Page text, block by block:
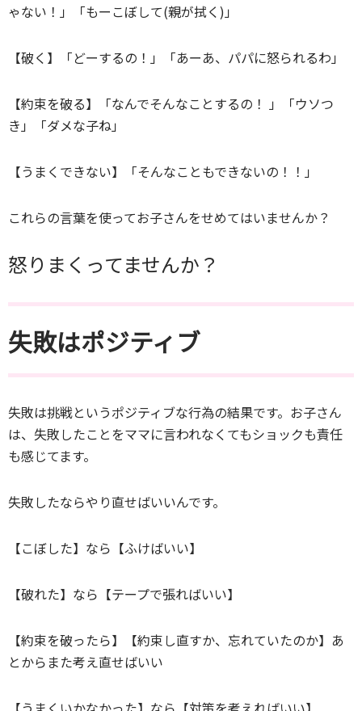
ゃない！」「もーこぼして(親が拭く)」
【破く】「どーするの！」「あーあ、パパに怒られるわ」
【約束を破る】「なんでそんなことするの！ 」「ウソつ
き」「ダメな子ね」
【うまくできない】「そんなこともできないの！！」
これらの言葉を使ってお子さんをせめてはいませんか？
怒りまくってませんか？
失敗はポジティブ
失敗は挑戦というポジティブな行為の結果です。お子さん
は、失敗したことをママに言われなくてもショックも責任
も感じてます。
失敗したならやり直せばいいんです。
【こぼした】なら【ふけばいい】
【破れた】なら【テープで張ればいい】
【約束を破ったら】【約束し直すか、忘れていたのか】あ
とからまた考え直せばいい